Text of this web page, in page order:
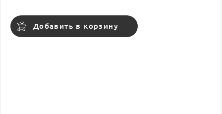
Добавить в корзину